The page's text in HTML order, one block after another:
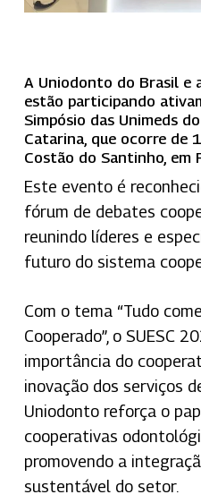
A Uniodonto do Brasil e
estão participando
Simpósio das Unimeds
Catarina, que ocorre de
Costão do Santinho, em
Este evento é
fórum de debates
reunindo líderes e
futuro do sistema
Com o tema “Tudo
Cooperado”, o SUESC
importância do
inovação dos serviços
Uniodonto reforça o
cooperativas
promovendo a
sustentável do setor.